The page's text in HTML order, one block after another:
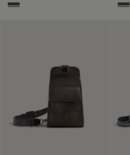
Grey Grey